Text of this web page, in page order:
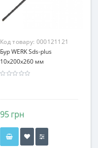
Код товару: 000121121
Бур WERK Sds-plus
10х200x260 мм
95 грн